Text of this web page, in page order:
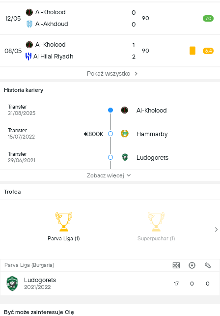
12/05
Al-Kholood
Al-Akhdoud
0
0
90 7.0
08/05
Al-Kholood
Al Hilal Riyadh
1
2
90 6.4
Pokaż wszystko
Historia kariery
Transfer
31/08/2025
Al-Kholood
Transfer
15/07/2022
€800K Hammarby
Transfer
29/06/2021
Ludogorets
Zobacz więcej
Trofea
Parva Liga (Bułgaria)
Ludogorets
2021/2022 17 0 0
Być może zainteresuje Cię